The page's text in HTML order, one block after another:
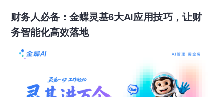
财务人必备：金蝶灵基6大AI应用技巧，让财
务智能化高效落地